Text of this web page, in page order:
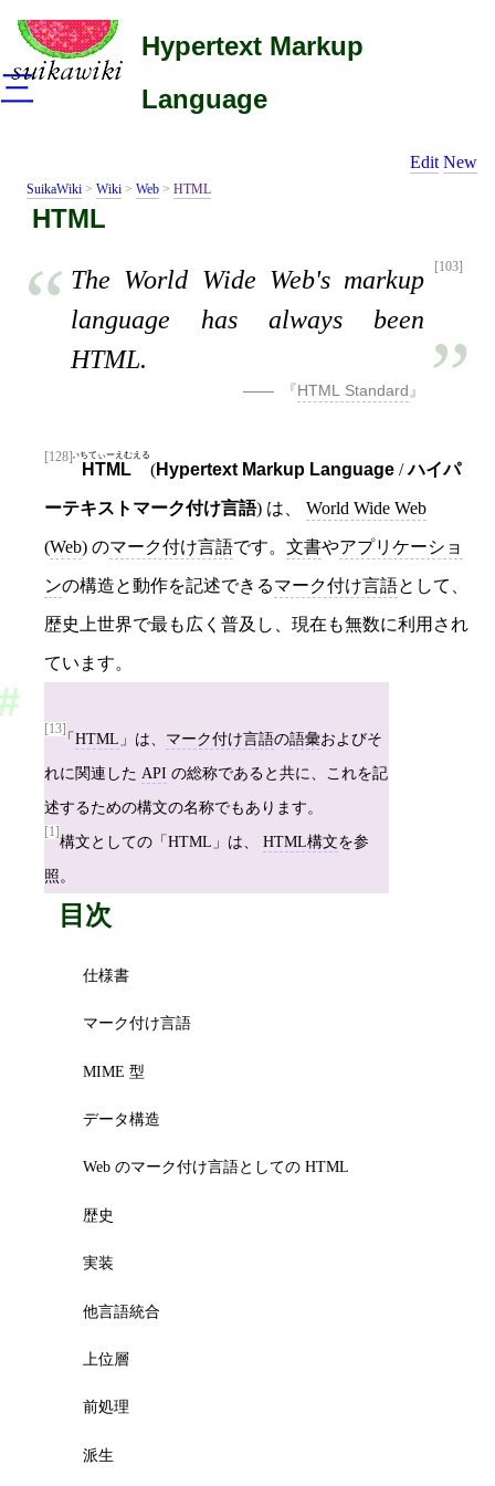
Hypertext Markup
Language
Edit New
SuikaWiki > Wiki > Web > HTML
HTML
[103]
The World Wide Web's markup
language has always been
HTML.
HTML Standard
[128]
HTML
えいちてぃーえむえる
(Hypertext Markup Language /ハイパ
ーテキストマーク付け言語) は、 World Wide Web
(Web) のマーク付け言語です。 文書やアプリケーショ
ンの構造と動作を記述できるマーク付け言語として、
歴史上世界で最も広く普及し、現在も無数に利用され
ています。
[13]
「HTML 」は、 マーク付け言語の語彙およびそ
れに関連した API の総称であると共に、これを記
述するための構文の名称でもあります。
[1]
構文としての「HTML」は、HTML構文を参
照。
目次
仕様書
マーク付け言語
MIME 型
データ構造
Web のマーク付け言語としての HTML
歴史
実装
他言語統合
上位層
前処理
派生
三